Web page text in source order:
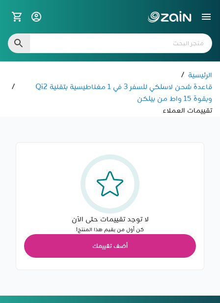
الرئيسية /
قاعدة شحن لاسلكي للسفر 3 في 1 مغناطيسية بتقنية Qi2
وبقوة 15 واط من بيلكن
/
تقييمات العملاء
لا توجد تقييمات حتى الآن
كن أول من يقيم هذا المنتج!
أضف تقييمك